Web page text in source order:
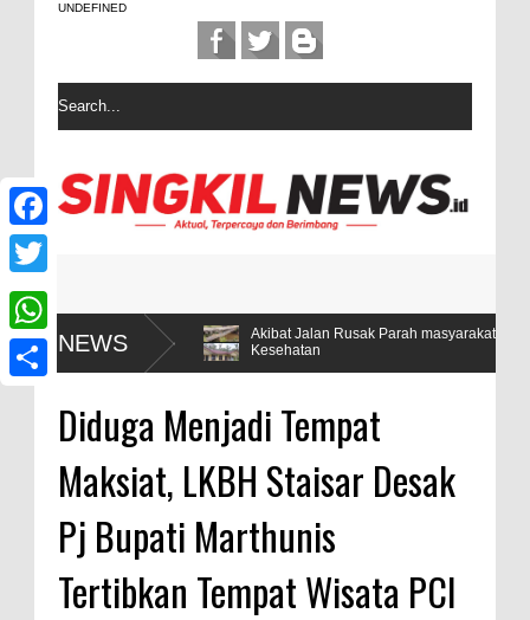
UNDEFINED
NEWS
5
Akibat Jalan Rusak Parah masyarakat desa Sintuban
Kesehatan
Diduga Menjadi Tempat
Maksiat, LKBH Staisar Desak
Pj Bupati Marthunis
Tertibkan Tempat Wisata PCI
F
c
e
T
w
W
h